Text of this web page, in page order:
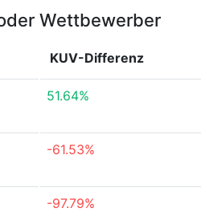
Wettbewerber
KUV-Differenz
51.64%
-61.53%
-97.79%